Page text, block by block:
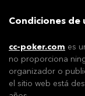
Condiciones de
cc-poker.com es
no proporciona
organizador o
el sitio web está